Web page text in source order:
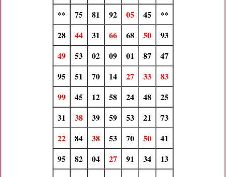
**
75 81 92 05 45
**
28
44 31 66 68 50
93
49
53 02 09 01 87
47
95
51 70 14 27 33
83
99
45 12 58 24 48
25
31
38 39 59 53 21
73
22
84 38 53 70 50
41
95
82 04 27 91 34
13